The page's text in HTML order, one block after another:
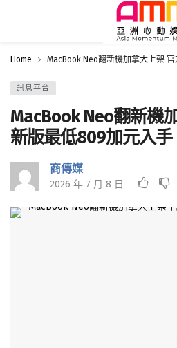
Home MacBook Neo翻新機加拿大上架
訊息平台
MacBook Neo翻新機
新版最低809加元入手
商傳媒
2026 年 7 月 8 日